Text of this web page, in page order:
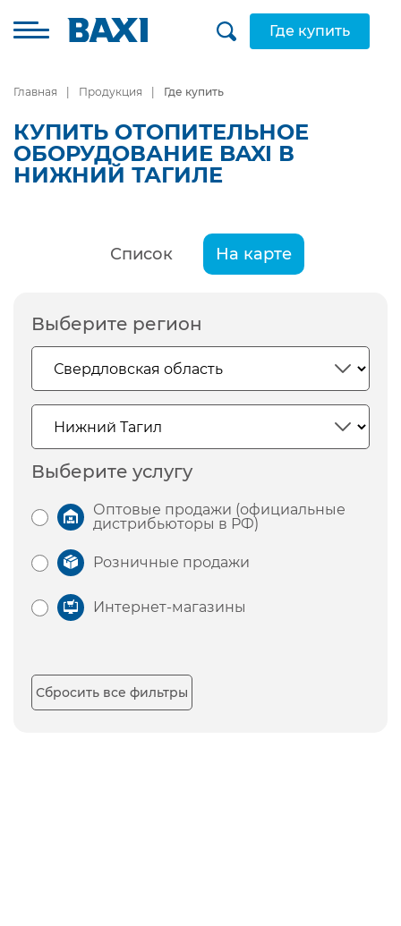
Где купить
Главная Продукция Где купить
КУПИТЬ ОТОПИТЕЛЬНОЕ
ОБОРУДОВАНИЕ BAXI В
НИЖНИЙ ТАГИЛЕ
Список На карте
Выберите регион
Выберите услугу
Оптовые продажи (официальные
дистрибьюторы в РФ)
Розничные продажи
Интернет-магазины
Сбросить все фильтры